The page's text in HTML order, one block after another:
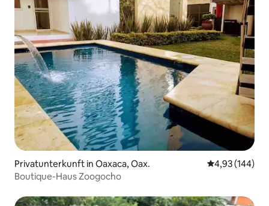
Privatunterkunft in Oaxaca, Oax.
4,93 (144)
Boutique-Haus Zoogocho